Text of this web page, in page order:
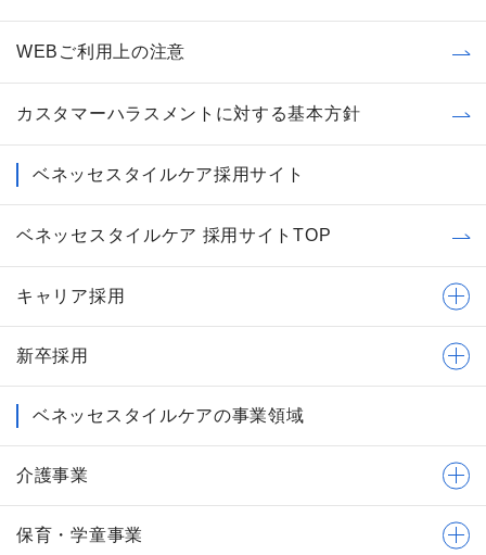
WEBご利用上の注意
カスタマーハラスメントに対する基本方針
ベネッセスタイルケア採用サイト
ベネッセスタイルケア 採用サイトTOP
キャリア採用
新卒採用
ベネッセスタイルケアの事業領域
介護事業
保育・学童事業